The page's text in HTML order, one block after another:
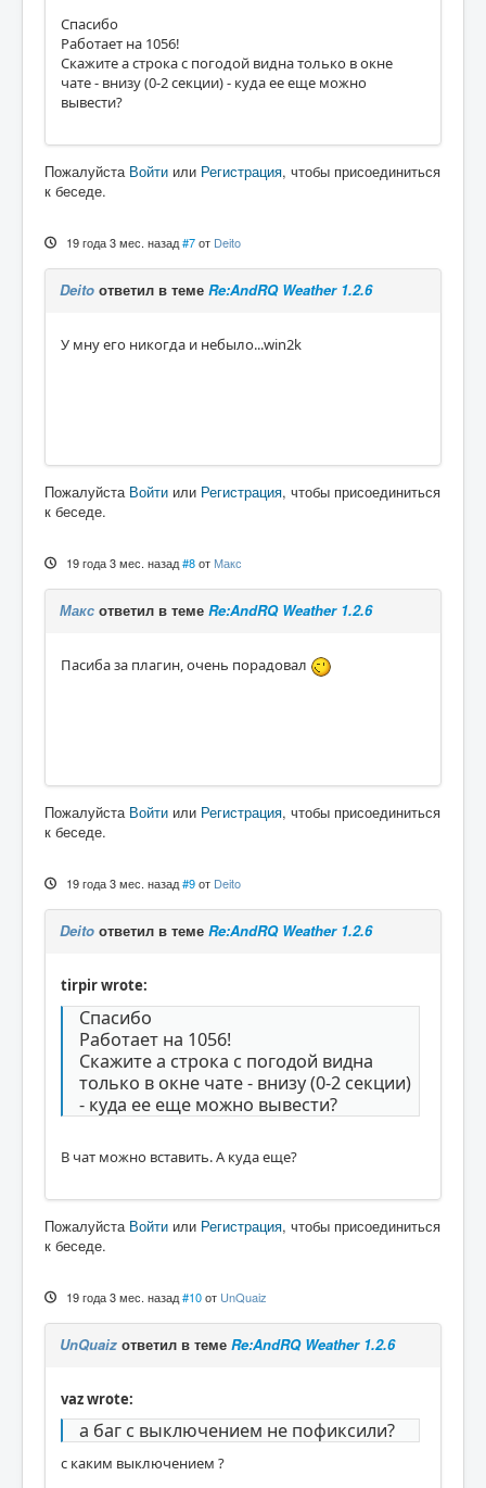
Спасибо
Работает на 1056!
Скажите а строка с погодой видна только в окне
чате - внизу (0-2 секции) - куда ее еще можно
вывести?
Пожалуйста Войти или Регистрация, чтобы присоединиться
к беседе.
19 года 3 мес. назад #7 от Deito
Deito ответил в теме Re:AndRQ Weather 1.2.6
У мну его никогда и небыло...win2k
Пожалуйста Войти или Регистрация, чтобы присоединиться
к беседе.
19 года 3 мес. назад #8 от Макс
Макс ответил в теме Re:AndRQ Weather 1.2.6
Пасиба за плагин, очень порадовал
Пожалуйста Войти или Регистрация, чтобы присоединиться
к беседе.
19 года 3 мес. назад #9 от Deito
Deito ответил в теме Re:AndRQ Weather 1.2.6
tirpir wrote:
Спасибо
Работает на 1056!
Скажите а строка с погодой видна
только в окне чате - внизу (0-2 секции)
- куда ее еще можно вывести?
В чат можно вставить. А куда еще?
Пожалуйста Войти или Регистрация, чтобы присоединиться
к беседе.
19 года 3 мес. назад #10 от UnQuaiz
UnQuaiz ответил в теме Re:AndRQ Weather 1.2.6
vaz wrote:
а баг с выключением не пофиксили?
с каким выключением ?